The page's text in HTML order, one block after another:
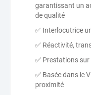
garantissant un
de qualité
✅ Interlocutrice
✅ Réactivité,
✅ Prestations
✅ Basée dans le
proximité